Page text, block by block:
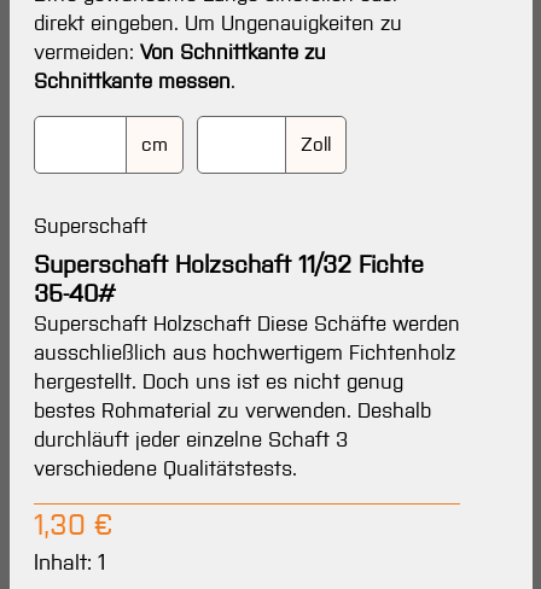
direkt eingeben. Um Ungenauigkeiten zu
vermeiden: Von Schnittkante zu
Schnittkante messen.
cm Zoll
Superschaft
Superschaft Holzschaft 11/32 Fichte
35-40#
Superschaft Holzschaft Diese Schäfte werden
ausschließlich aus hochwertigem Fichtenholz
hergestellt. Doch uns ist es nicht genug
bestes Rohmaterial zu verwenden. Deshalb
durchläuft jeder einzelne Schaft 3
verschiedene Qualitätstests.
Regulärer Preis:
1,30 €
Inhalt: 1